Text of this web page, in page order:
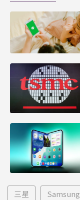
三星 Samsung